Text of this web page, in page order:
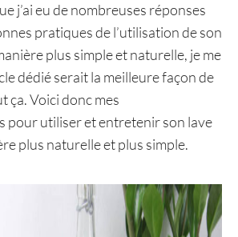
j’ai eu de nombreuses réponses
pratiques de l’utilisation de son
plus simple et naturelle, je me
dédié serait la meilleure façon de
ça. Voici donc mes
pour utiliser et entretenir son lave
plus naturelle et plus simple.